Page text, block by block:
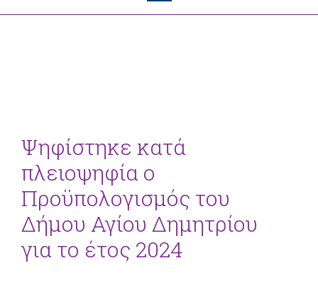
Ψηφίστηκε κατά
πλειοψηφία ο
Προϋπολογισμός του
Δήμου Αγίου Δημητρίου
για το έτος 2024